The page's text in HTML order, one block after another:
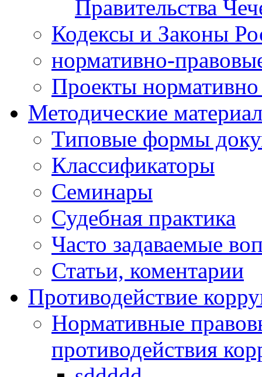
Правительства
Кодексы и Законы
нормативно-
Проекты
Методические
Типовые формы
Классификаторы
Семинары
Судебная практика
Часто задаваемые
Статьи, коментарии
Противодействие
Нормативные
противодействия